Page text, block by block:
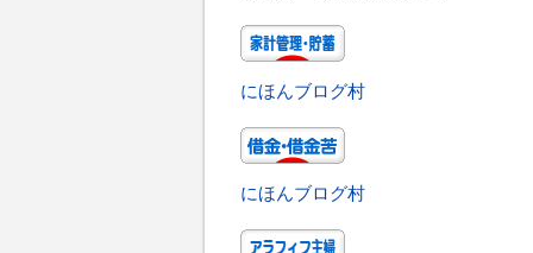
にほんブログ村
にほんブログ村